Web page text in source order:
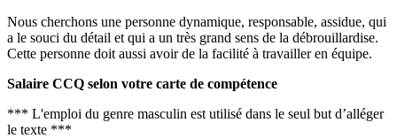
Nous cherchons une personne dynamique, responsable, assidue, qui
a le souci du détail et qui a un très grand sens de la débrouillardise.
Cette personne doit aussi avoir de la facilité à travailler en équipe.
Salaire CCQ selon votre carte de compétence
*** L'emploi du genre masculin est utilisé dans le seul but d’alléger
le texte ***